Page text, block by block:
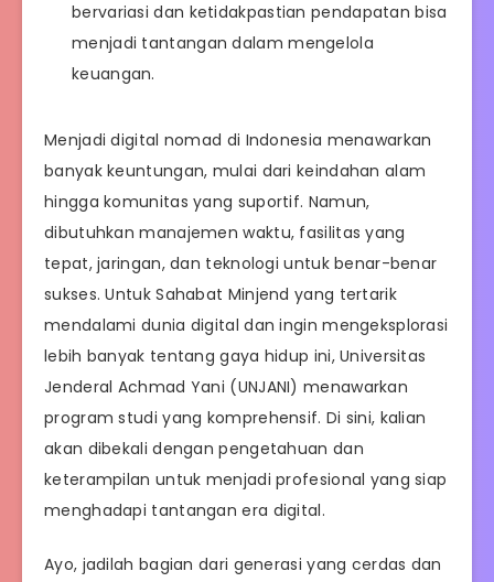
bervariasi dan ketidakpastian pendapatan bisa
menjadi tantangan dalam mengelola
keuangan.
Menjadi digital nomad di Indonesia menawarkan
banyak keuntungan, mulai dari keindahan alam
hingga komunitas yang suportif. Namun,
dibutuhkan manajemen waktu, fasilitas yang
tepat, jaringan, dan teknologi untuk benar-benar
sukses. Untuk Sahabat Minjend yang tertarik
mendalami dunia digital dan ingin mengeksplorasi
lebih banyak tentang gaya hidup ini, Universitas
Jenderal Achmad Yani (UNJANI) menawarkan
program studi yang komprehensif. Di sini, kalian
akan dibekali dengan pengetahuan dan
keterampilan untuk menjadi profesional yang siap
menghadapi tantangan era digital.
Ayo, jadilah bagian dari generasi yang cerdas dan